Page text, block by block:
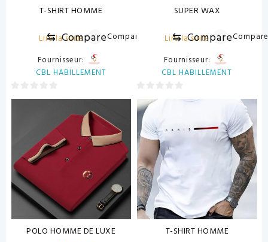
T-SHIRT HOMME
Lire la suite
⇆ CompareCompare
Fournisseur:
CBL HABILLEMENT
0
SUPER WAX
Lire la suite
⇆ Compare
Fournisseur:
CBL HABILLEMENT
sur
POLO HOMME DE LUXE
T-SHIRT HOMME